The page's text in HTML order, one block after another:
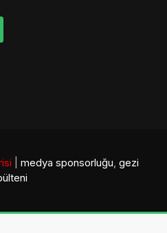
medya sponsorluğu, gezi